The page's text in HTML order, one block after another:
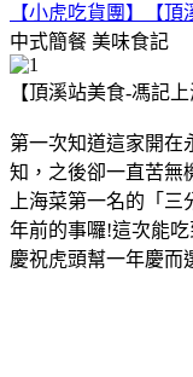
【小虎吃貨團】【
中式簡餐 美味食記
【頂溪站美食-馮
第一次知道這家開在
知，之後卻一直苦無
上海菜第一名的「
年前的事囉!這次能
慶祝虎頭幫一年慶而